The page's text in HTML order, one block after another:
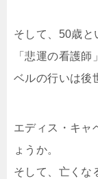
そして、50歳と
「悲運の看護
ベルの行いは後
エディス・キャ
ょうか。
そして、亡くな